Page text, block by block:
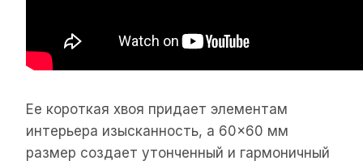
Ее короткая хвоя придает элементам
интерьера изысканность, а 60×60 мм
размер создает утонченный и гармоничный